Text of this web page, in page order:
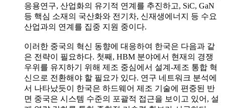
응용연구, 산업화의 유기적 연계를 추진하고, SiC, GaN
등 핵심 소재의 국산화와 전기차, 신재생에너지 등 수요
산업과의 연계를 집중 지원 중이다.
이러한 중국의 혁신 동향에 대응하여 한국은 다음과 같
은 전략이 필요하다. 첫째, HBM 분야에서 현재의 경쟁
우위를 유지하기 위해 제조 중심에서 설계-제조 통합 혁
신으로 전환해야 할 필요가 있다. 연구 네트워크 분석에
서 나타났듯이 한국은 하드웨어 제조 기술에 편중된 반
면 중국은 시스템 수준의 포괄적 접근을 보이고 있어, 설